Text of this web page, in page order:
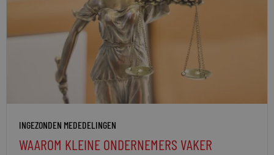
INGEZONDEN MEDEDELINGEN
WAAROM KLEINE ONDERNEMERS VAKER